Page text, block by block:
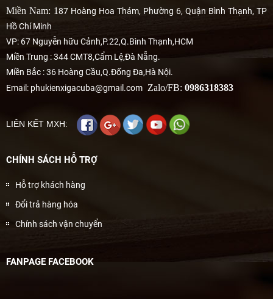
Miền Nam: 187 Hoàng Hoa Thám, Phường 6, Quận Bình Thạnh, TP
Hồ Chí Minh
VP: 67 Nguyễn hữu Cảnh,P.22,Q.Bình Thạnh,HCM
Miền Trung : 344 CMT8,Cẩm Lệ,Đà Nẵng.
Miền Bắc : 36 Hoàng Cầu,Q.Đống Đa,Hà Nội.
Email: phukienxigacuba@gmail.com Zalo/FB: 0986318383
LIÊN KẾT MXH:
CHÍNH SÁCH HỖ TRỢ
Hỗ trợ khách hàng
Đổi trả hàng hóa
Chính sách vận chuyển
FANPAGE FACEBOOK